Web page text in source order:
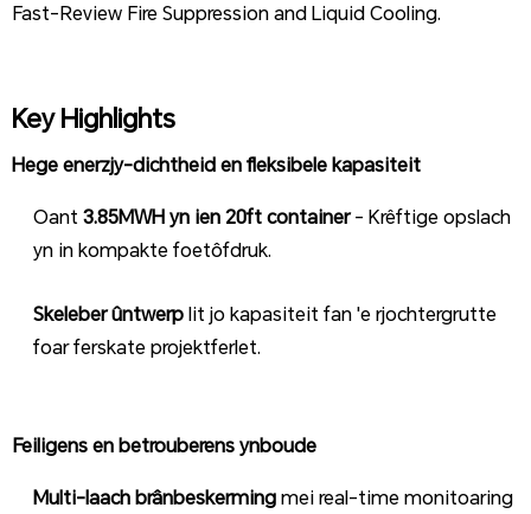
Fast-Review Fire Suppression and Liquid Cooling.
Key Highlights
Hege enerzjy-dichtheid en fleksibele kapasiteit
Oant 3.85MWH yn ien 20ft container- Krêftige opslach
yn in kompakte foetôfdruk.
Skeleber ûntwerp lit jo kapasiteit fan 'e rjochtergrutte
foar ferskate projektferlet.
Feiligens en betrouberens ynboude
Multi-laach brânbeskerming mei real-time monitoaring